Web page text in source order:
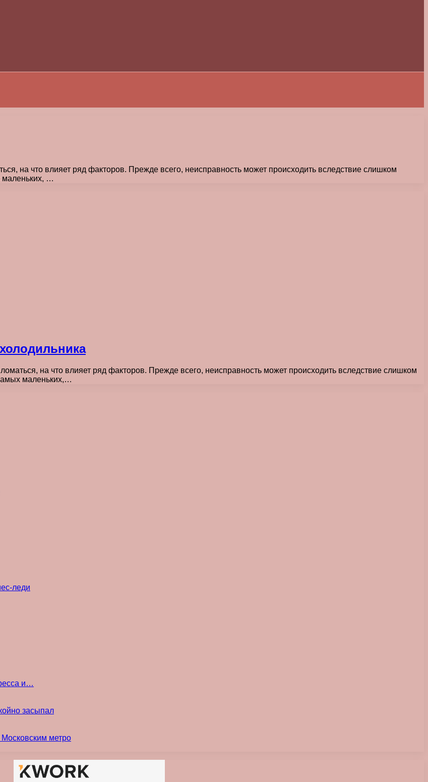
на что влияет ряд факторов. Прежде всего, неисправность может происходить вследствие слишком
маленьких, …
на что влияет ряд факторов. Прежде всего, неисправность может происходить вследствие слишком
маленьких,…
леди
и…
засыпал
метро